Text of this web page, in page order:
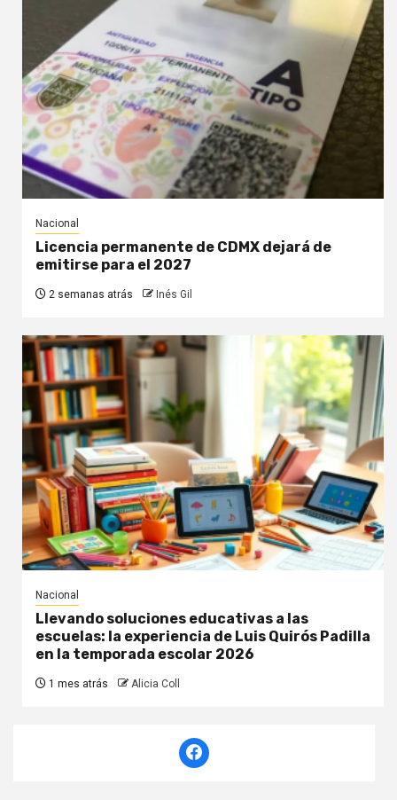
Nacional
Licencia permanente de CDMX dejará de
emitirse para el 2027
2 semanas atrás Inés Gil
Nacional
Llevando soluciones educativas a las
escuelas: la experiencia de Luis Quirós Padilla
en la temporada escolar 2026
1 mes atrás Alicia Coll